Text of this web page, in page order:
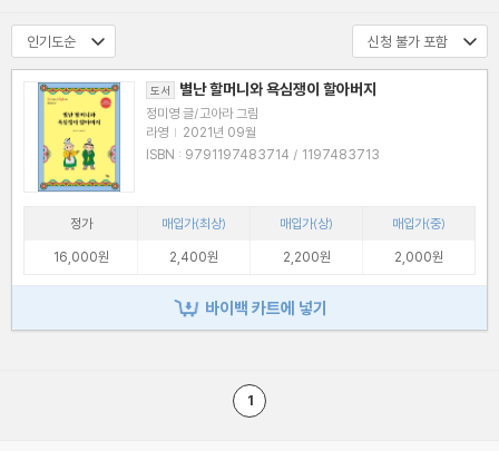
도서 별난 할머니와 욕심쟁이 할아버지
정미영 글/고아라 그림
라영 | 2021년 09월
ISBN : 9791197483714 / 1197483713
정가 매입가(최상) 매입가(상)
매입가(중)
16,000원
2,400원 2,200원 2,000원
바이백 카트에 넣기
1